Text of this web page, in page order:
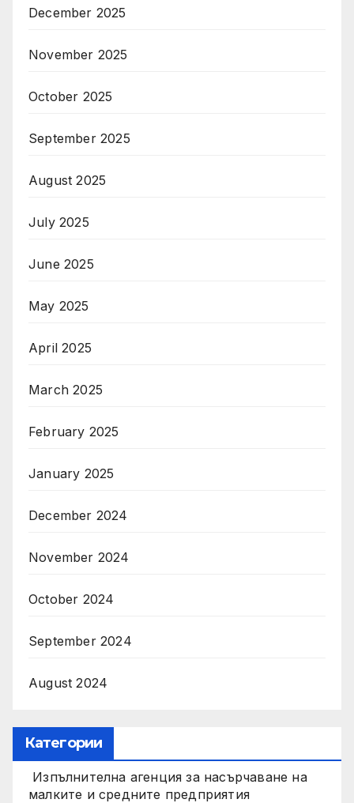
December 2025
November 2025
October 2025
September 2025
August 2025
July 2025
June 2025
May 2025
April 2025
March 2025
February 2025
January 2025
December 2024
November 2024
October 2024
September 2024
August 2024
Категории
Изпълнителна агенция за насърчаване на
малките и средните предприятия